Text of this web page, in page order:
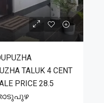
TALUK 4 CENT
PRICE 28.5
തൊടുപുഴ